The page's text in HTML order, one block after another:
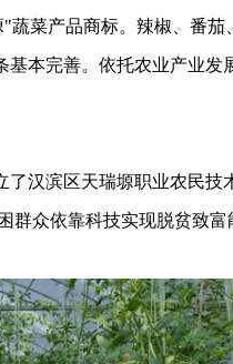
菜产品商标。辣椒、番茄
本完善。依托农业产业发
汉滨区天瑞塬职业农民技
众依靠科技实现脱贫致富